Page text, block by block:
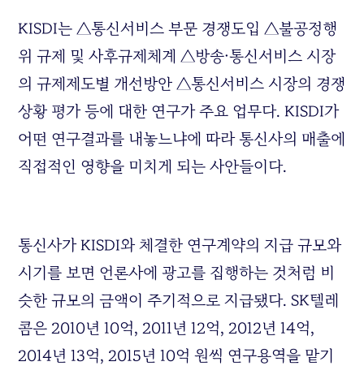
KISDI는 △통신서비스 부문 경쟁도입 △불공정행
위 규제 및 사후규제체계 △방송·통신서비스 시장
의 규제제도별 개선방안 △통신서비스 시장의 경쟁
상황 평가 등에 대한 연구가 주요 업무다. KISDI가
어떤 연구결과를 내놓느냐에 따라 통신사의 매출에
직접적인 영향을 미치게 되는 사안들이다.
통신사가 KISDI와 체결한 연구계약의 지급 규모와
시기를 보면 언론사에 광고를 집행하는 것처럼 비
슷한 규모의 금액이 주기적으로 지급됐다. SK텔레
콤은 2010년 10억, 2011년 12억, 2012년 14억,
2014년 13억, 2015년 10억 원씩 연구용역을 맡기